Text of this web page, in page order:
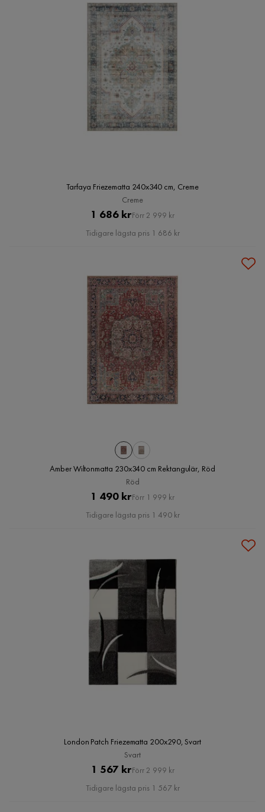
Tarfaya Friezematta 240x340 cm, Creme
Creme
Pris
1 686 krOriginal
Pris
Förr 2 999 kr
Tidigare lägsta pris 1 686 kr
Amber Wiltonmatta 230x340 cm Rektangulär, Röd
Röd
Pris
1 490 krOriginal
Pris
Förr 1 999 kr
Tidigare lägsta pris 1 490 kr
London Patch Friezematta 200x290, Svart
Svart
Pris
1 567 krOriginal
Pris
Förr 2 999 kr
Tidigare lägsta pris 1 567 kr